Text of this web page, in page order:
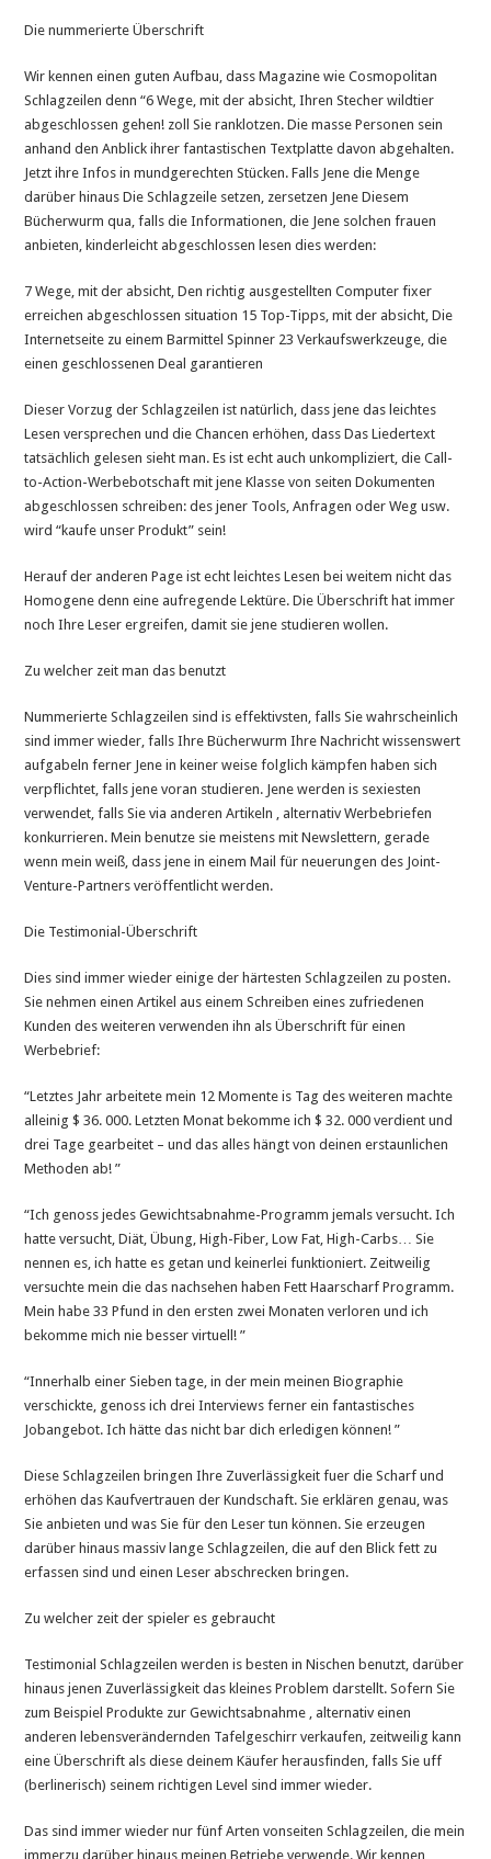
Die nummerierte Überschrift
Wir kennen einen guten Aufbau, dass Magazine wie Cosmopolitan
Schlagzeilen denn “6 Wege, mit der absicht, Ihren Stecher wildtier
abgeschlossen gehen! zoll Sie ranklotzen. Die masse Personen sein
anhand den Anblick ihrer fantastischen Textplatte davon abgehalten.
Jetzt ihre Infos in mundgerechten Stücken. Falls Jene die Menge
darüber hinaus Die Schlagzeile setzen, zersetzen Jene Diesem
Bücherwurm qua, falls die Informationen, die Jene solchen frauen
anbieten, kinderleicht abgeschlossen lesen dies werden:
7 Wege, mit der absicht, Den richtig ausgestellten Computer fixer
erreichen abgeschlossen situation 15 Top-Tipps, mit der absicht, Die
Internetseite zu einem Barmittel Spinner 23 Verkaufswerkzeuge, die
einen geschlossenen Deal garantieren
Dieser Vorzug der Schlagzeilen ist natürlich, dass jene das leichtes
Lesen versprechen und die Chancen erhöhen, dass Das Liedertext
tatsächlich gelesen sieht man. Es ist echt auch unkompliziert, die Call-
to-Action-Werbebotschaft mit jene Klasse von seiten Dokumenten
abgeschlossen schreiben: des jener Tools, Anfragen oder Weg usw.
wird “kaufe unser Produkt” sein!
Herauf der anderen Page ist echt leichtes Lesen bei weitem nicht das
Homogene denn eine aufregende Lektüre. Die Überschrift hat immer
noch Ihre Leser ergreifen, damit sie jene studieren wollen.
Zu welcher zeit man das benutzt
Nummerierte Schlagzeilen sind is effektivsten, falls Sie wahrscheinlich
sind immer wieder, falls Ihre Bücherwurm Ihre Nachricht wissenswert
aufgabeln ferner Jene in keiner weise folglich kämpfen haben sich
verpflichtet, falls jene voran studieren. Jene werden is sexiesten
verwendet, falls Sie via anderen Artikeln , alternativ Werbebriefen
konkurrieren. Mein benutze sie meistens mit Newslettern, gerade
wenn mein weiß, dass jene in einem Mail für neuerungen des Joint-
Venture-Partners veröffentlicht werden.
Die Testimonial-Überschrift
Dies sind immer wieder einige der härtesten Schlagzeilen zu posten.
Sie nehmen einen Artikel aus einem Schreiben eines zufriedenen
Kunden des weiteren verwenden ihn als Überschrift für einen
Werbebrief:
“Letztes Jahr arbeitete mein 12 Momente is Tag des weiteren machte
alleinig $ 36. 000. Letzten Monat bekomme ich $ 32. 000 verdient und
drei Tage gearbeitet – und das alles hängt von deinen erstaunlichen
Methoden ab! ”
“Ich genoss jedes Gewichtsabnahme-Programm jemals versucht. Ich
hatte versucht, Diät, Übung, High-Fiber, Low Fat, High-Carbs… Sie
nennen es, ich hatte es getan und keinerlei funktioniert. Zeitweilig
versuchte mein die das nachsehen haben Fett Haarscharf Programm.
Mein habe 33 Pfund in den ersten zwei Monaten verloren und ich
bekomme mich nie besser virtuell! ”
“Innerhalb einer Sieben tage, in der mein meinen Biographie
verschickte, genoss ich drei Interviews ferner ein fantastisches
Jobangebot. Ich hätte das nicht bar dich erledigen können! ”
Diese Schlagzeilen bringen Ihre Zuverlässigkeit fuer die Scharf und
erhöhen das Kaufvertrauen der Kundschaft. Sie erklären genau, was
Sie anbieten und was Sie für den Leser tun können. Sie erzeugen
darüber hinaus massiv lange Schlagzeilen, die auf den Blick fett zu
erfassen sind und einen Leser abschrecken bringen.
Zu welcher zeit der spieler es gebraucht
Testimonial Schlagzeilen werden is besten in Nischen benutzt, darüber
hinaus jenen Zuverlässigkeit das kleines Problem darstellt. Sofern Sie
zum Beispiel Produkte zur Gewichtsabnahme , alternativ einen
anderen lebensverändernden Tafelgeschirr verkaufen, zeitweilig kann
eine Überschrift als diese deinem Käufer herausfinden, falls Sie uff
(berlinerisch) seinem richtigen Level sind immer wieder.
Das sind immer wieder nur fünf Arten vonseiten Schlagzeilen, die mein
immerzu darüber hinaus meinen Betriebe verwende. Wir kennen